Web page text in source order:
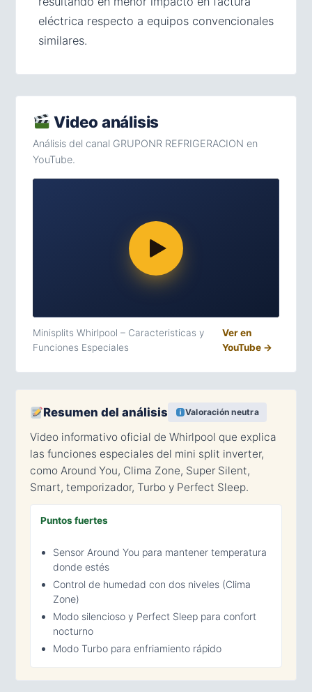
eléctrica respecto a equipos convencionales
similares.
Video análisis
Análisis del canal GRUPONR REFRIGERACION en
YouTube.
Minisplits Whirlpool – Caracteristicas y
Funciones Especiales
Ver en
YouTube →
Resumen del análisis Valoración neutra
Video informativo oficial de Whirlpool que explica
las funciones especiales del mini split inverter,
como Around You, Clima Zone, Super Silent,
Smart, temporizador, Turbo y Perfect Sleep.
Puntos fuertes
Sensor Around You para mantener temperatura
donde estés
Control de humedad con dos niveles (Clima
Zone)
Modo silencioso y Perfect Sleep para confort
nocturno
Modo Turbo para enfriamiento rápido